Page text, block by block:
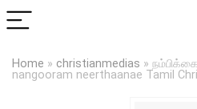
Home » christianmedias »
nangooram neerthaanae Tamil